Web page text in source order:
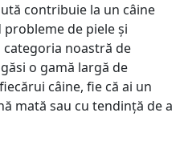
contribuie la un câine
de piele și
noastră de
o gamă largă de
câine, fie că ai un
mată sau cu tendință de a